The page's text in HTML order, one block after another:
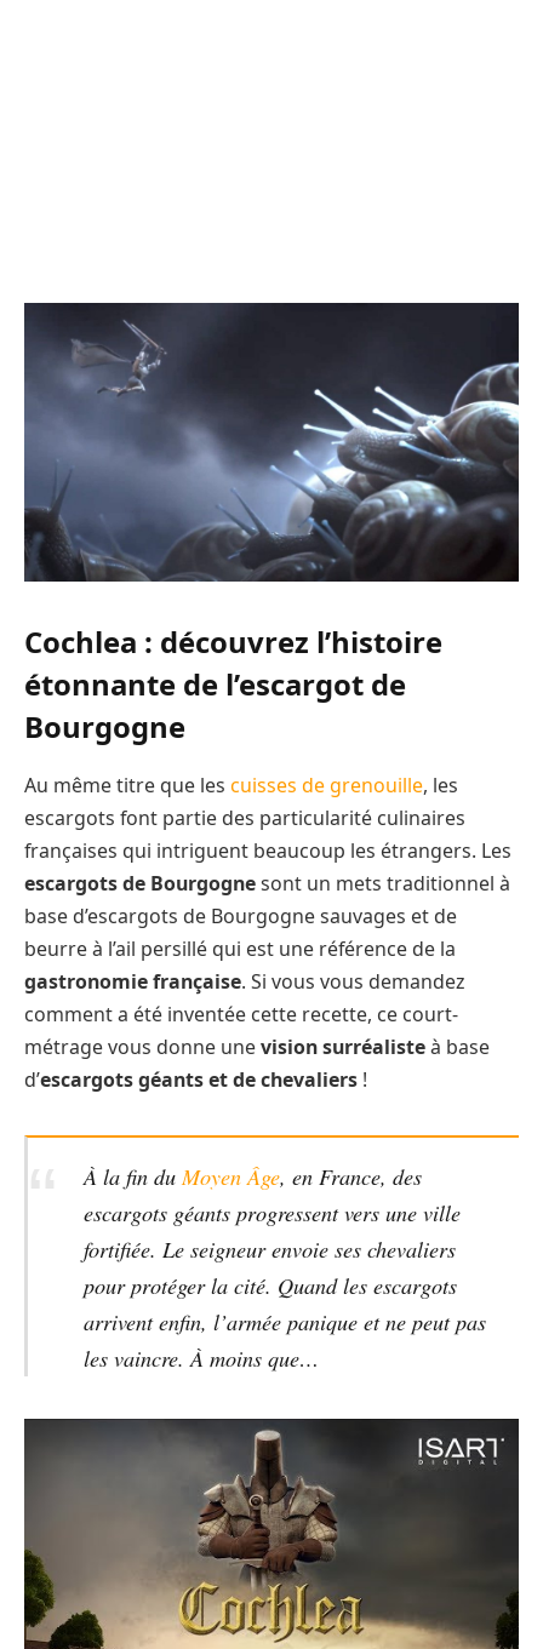
Cochlea : découvrez l’histoire
étonnante de l’escargot de
Bourgogne
Au même titre que les cuisses de grenouille, les
escargots font partie des particularité culinaires
françaises qui intriguent beaucoup les étrangers. Les
escargots de Bourgognesont un mets traditionnel à
base d’escargots de Bourgogne sauvages et de
beurre à l’ail persillé qui est une référence de la
gastronomie française. Si vous vous demandez
comment a été inventée cette recette, ce court-
métrage vous donne unevision surréalisteà base
d’escargots géants et de chevaliers !
À la fin duMoyen Âge, en France, des
escargots géants progressent vers une ville
fortifiée. Le seigneur envoie ses chevaliers
pour protéger la cité. Quand les escargots
arrivent enfin, l’armée panique et ne peut pas
les vaincre. À moins que…